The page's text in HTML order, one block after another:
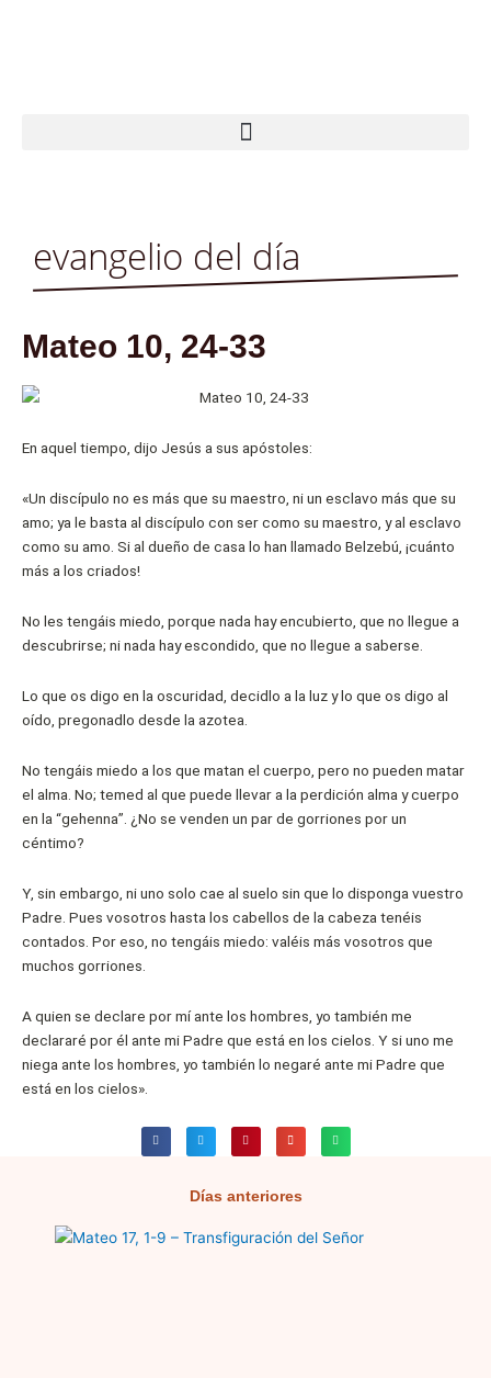
evangelio del día
Mateo 10, 24-33
En aquel tiempo, dijo Jesús a sus apóstoles:
«Un discípulo no es más que su maestro, ni un esclavo más que su
amo; ya le basta al discípulo con ser como su maestro, y al esclavo
como su amo. Si al dueño de casa lo han llamado Belzebú, ¡cuánto
más a los criados!
No les tengáis miedo, porque nada hay encubierto, que no llegue a
descubrirse; ni nada hay escondido, que no llegue a saberse.
Lo que os digo en la oscuridad, decidlo a la luz y lo que os digo al
oído, pregonadlo desde la azotea.
No tengáis miedo a los que matan el cuerpo, pero no pueden matar
el alma. No; temed al que puede llevar a la perdición alma y cuerpo
en la “gehenna”. ¿No se venden un par de gorriones por un
céntimo?
Y, sin embargo, ni uno solo cae al suelo sin que lo disponga vuestro
Padre. Pues vosotros hasta los cabellos de la cabeza tenéis
contados. Por eso, no tengáis miedo: valéis más vosotros que
muchos gorriones.
A quien se declare por mí ante los hombres, yo también me
declararé por él ante mi Padre que está en los cielos. Y si uno me
niega ante los hombres, yo también lo negaré ante mi Padre que
está en los cielos».
Días anteriores
PáginaPáginaPáginaPáginaPágina